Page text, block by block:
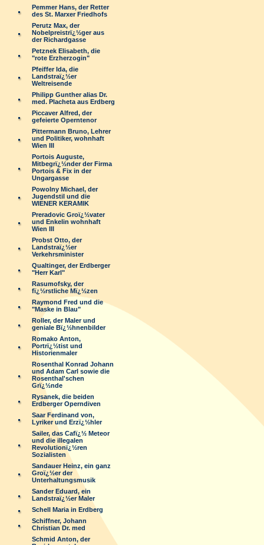
Pemmer Hans, der Retter
des St. Marxer Friedhofs
Perutz Max, der
Nobelpreistrï¿½ger aus
der Richardgasse
Petznek Elisabeth, die
"rote Erzherzogin"
Pfeiffer Ida, die
Landstraï¿½er
Weltreisende
Philipp Gunther alias Dr.
med. Placheta aus Erdberg
Piccaver Alfred, der
gefeierte Operntenor
Pittermann Bruno, Lehrer
und Politiker, wohnhaft
Wien III
Portois Auguste,
Mitbegrï¿½nder der Firma
Portois & Fix in der
Ungargasse
Powolny Michael, der
Jugendstil und die
WIENER KERAMIK
Preradovic Groï¿½vater
und Enkelin wohnhaft
Wien III
Probst Otto, der
Landstraï¿½er
Verkehrsminister
Qualtinger, der Erdberger
"Herr Karl"
Rasumofsky, der
fï¿½rstliche Mï¿½zen
Raymond Fred und die
"Maske in Blau"
Roller, der Maler und
geniale Bï¿½hnenbilder
Romako Anton,
Portrï¿½tist und
Historienmaler
Rosenthal Konrad Johann
und Adam Carl sowie die
Rosenthal'schen
Grï¿½nde
Rysanek, die beiden
Erdberger Operndiven
Saar Ferdinand von,
Lyriker und Erzï¿½hler
Sailer, das Cafï¿½ Meteor
und die illegalen
Revolutionï¿½ren
Sozialisten
Sandauer Heinz, ein ganz
Groï¿½er der
Unterhaltungsmusik
Sander Eduard, ein
Landstraï¿½er Maler
Schell Maria in Erdberg
Schiffner, Johann
Christian Dr. med
Schmid Anton, der